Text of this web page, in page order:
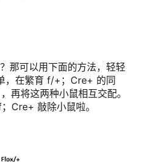
那可以用下面的方法，轻轻
，在繁育 f/+；Cre+ 的同
再将这两种小鼠相互交配。
Cre+ 敲除小鼠啦。